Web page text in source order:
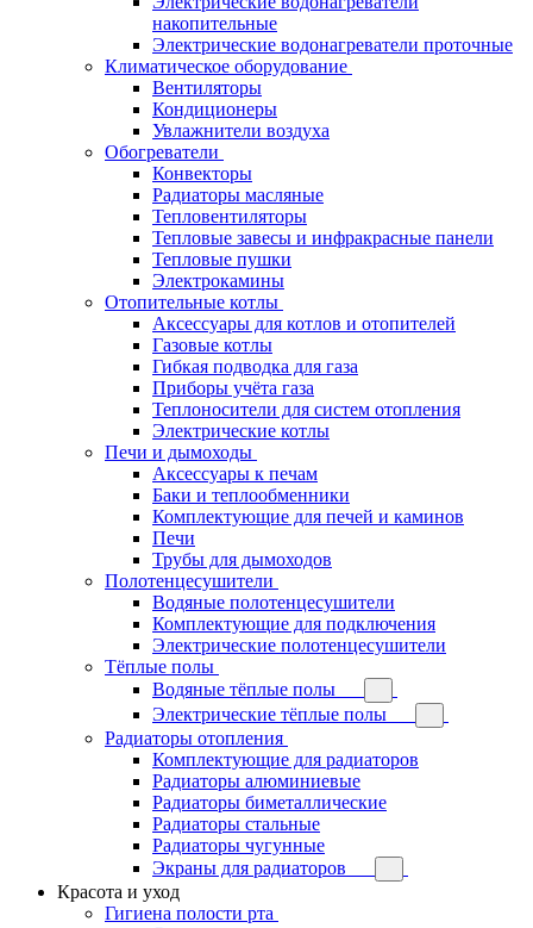
накопительные
Электрические водонагреватели проточные
Климатическое оборудование
Вентиляторы
Кондиционеры
Увлажнители воздуха
Обогреватели
Конвекторы
Радиаторы масляные
Тепловентиляторы
Тепловые завесы и инфракрасные панели
Тепловые пушки
Электрокамины
Отопительные котлы
Аксессуары для котлов и отопителей
Газовые котлы
Гибкая подводка для газа
Приборы учёта газа
Теплоносители для систем отопления
Электрические котлы
Печи и дымоходы
Аксессуары к печам
Баки и теплообменники
Комплектующие для печей и каминов
Печи
Трубы для дымоходов
Полотенцесушители
Водяные полотенцесушители
Комплектующие для подключения
Электрические полотенцесушители
Тёплые полы
Водяные тёплые полы
Электрические тёплые полы
Радиаторы отопления
Комплектующие для радиаторов
Радиаторы алюминиевые
Радиаторы биметаллические
Радиаторы стальные
Радиаторы чугунные
Экраны для радиаторов
Красота и уход
Гигиена полости рта